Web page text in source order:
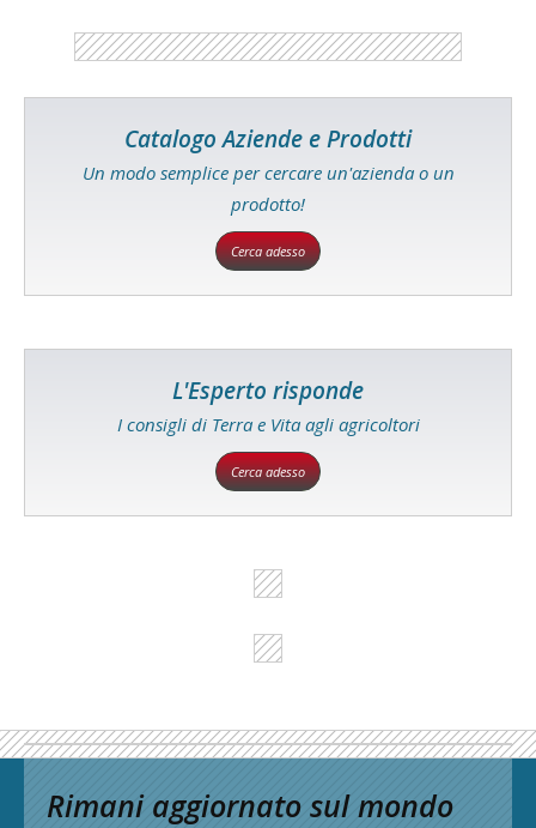
Catalogo Aziende e Prodotti
Un modo semplice per cercare un'azienda o un
prodotto!
Cerca adesso
L'Esperto risponde
I consigli di Terra e Vita agli agricoltori
Cerca adesso
Rimani aggiornato sul mondo